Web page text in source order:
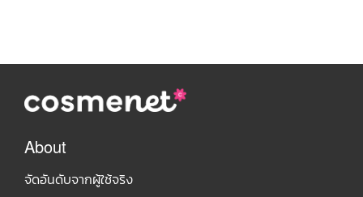
About
จัดอันดับจากผู้ใช้จริง